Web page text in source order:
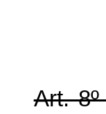
Art.